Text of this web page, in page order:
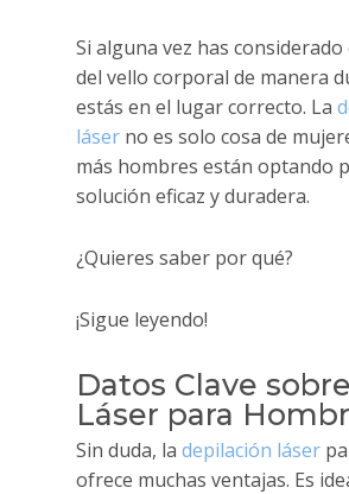
Si alguna vez has
del vello corporal de manera
estás en el lugar correcto. La
láser no es solo cosa de
más hombres están optando
solución eficaz y duradera.
¿Quieres saber por qué?
¡Sigue leyendo!
Datos Clave
Láser para
Sin duda, ladepilación láser
ofrece muchas ventajas. Es